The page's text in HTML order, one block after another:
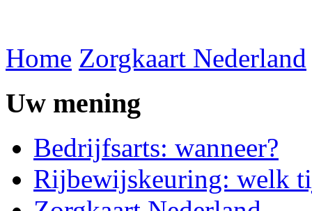
Home Zorgkaart Nederland
Uw mening
Bedrijfsarts: wanneer?
Rijbewijskeuring: welk